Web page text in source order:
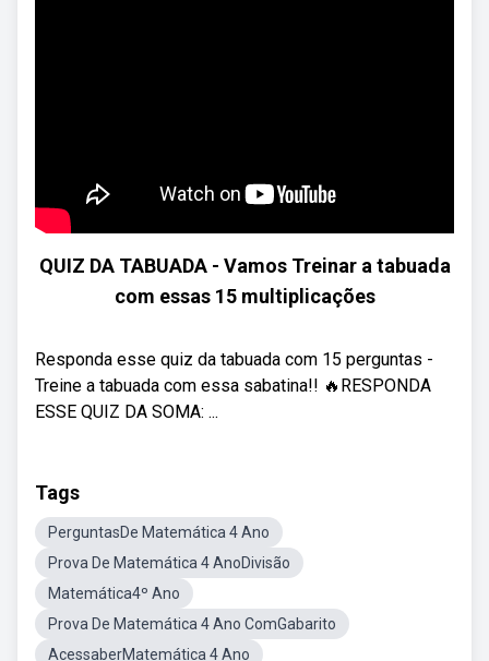
QUIZ DA TABUADA - Vamos Treinar a tabuada
com essas 15 multiplicações
Responda esse quiz da tabuada com 15 perguntas -
Treine a tabuada com essa sabatina!! 🔥RESPONDA
ESSE QUIZ DA SOMA: ...
Tags
PerguntasDe Matemática 4 Ano
Prova De Matemática 4 AnoDivisão
Matemática4º Ano
Prova De Matemática 4 Ano ComGabarito
AcessaberMatemática 4 Ano